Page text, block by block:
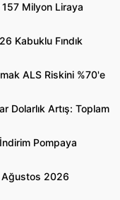
Milyon Liraya
Kabuklu Fındık
ALS Riskini %70'e
Dolarlık Artış: Toplam
Pompaya
Ağustos 2026